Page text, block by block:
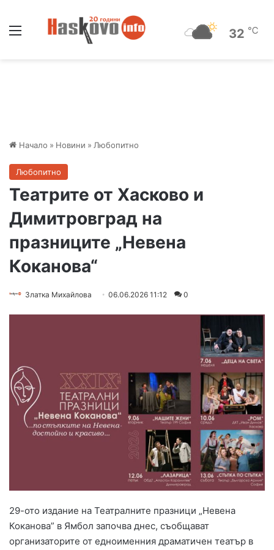
32 ℃
Начало » Новини » Любопитно
Любопитно
Театрите от Хасково и
Димитровград на
празниците „Невена
Коканова“
Златка Михайлова 06.06.2026 11:12 0
29-ото издание на Театралните празници „Невена
Коканова” в Ямбол започва днес, съобщават
организаторите от едноименния драматичен театър в